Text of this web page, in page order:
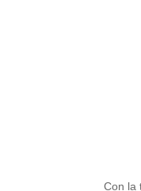
Con la